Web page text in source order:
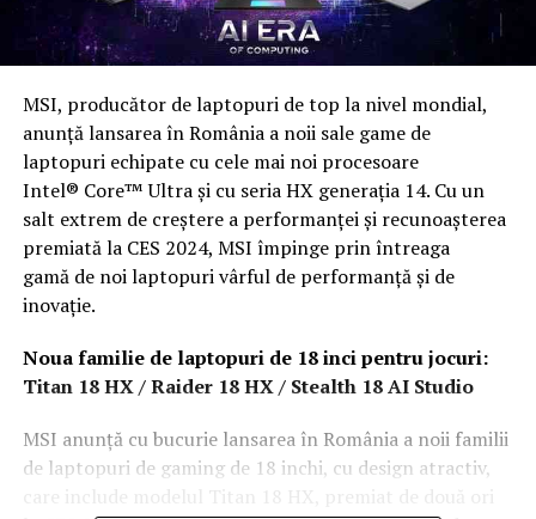
MSI, producător de laptopuri de top la nivel mondial,
anunță lansarea în România a noii sale game de
laptopuri echipate cu cele mai noi procesoare
Intel® Core™ Ultra și cu seria HX generația 14. Cu un
salt extrem de creștere a performanței și recunoașterea
premiată la CES 2024, MSI împinge prin întreaga
gamă de noi laptopuri vârful de performanță și de
inovație.
Noua familie de laptopuri de 18 inci pentru jocuri:
Titan 18 HX / Raider 18 HX / Stealth 18 AI Studio
MSI anunță cu bucurie lansarea în România a noii familii
de laptopuri de gaming de 18 inchi, cu design atractiv,